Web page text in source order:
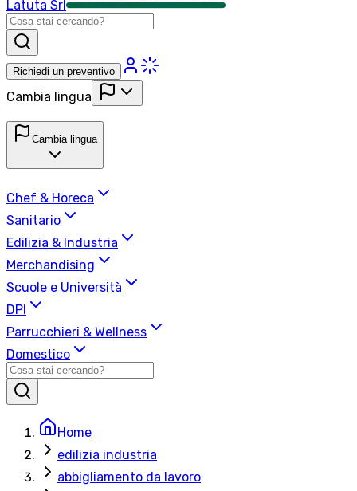
Latuta Srl
Richiedi un preventivo
Cambia lingua
Cambia lingua
Chef & Horeca
Sanitario
Edilizia & Industria
Merchandising
Scuole e Università
DPI
Parrucchieri & Wellness
Domestico
Home
edilizia industria
abbigliamento da lavoro